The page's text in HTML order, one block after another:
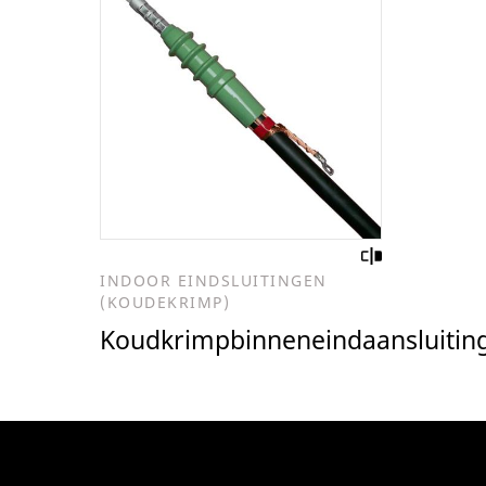
INDOOR EINDSLUITINGEN
(KOUDEKRIMP)